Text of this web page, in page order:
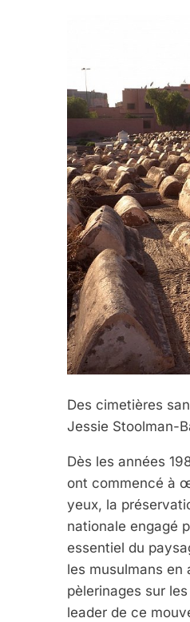
Des cimetières
Jessie Stoolman-
Dès les années
ont commencé à
yeux, la
nationale engagé
essentiel du
les musulmans
pèlerinages sur
leader de ce